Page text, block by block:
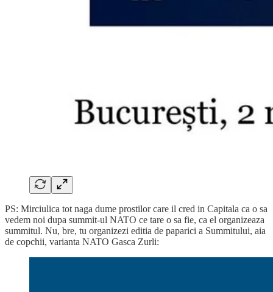
PS: Mirciulica tot naga dume prostilor care il cred in Capitala ca o sa
vedem noi dupa summit-ul NATO ce tare o sa fie, ca el organizeaza
summitul. Nu, bre, tu organizezi editia de paparici a Summitului, aia
de copchii, varianta NATO Gasca Zurli: